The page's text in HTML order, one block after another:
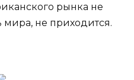
рынка не
мира, не приходится.